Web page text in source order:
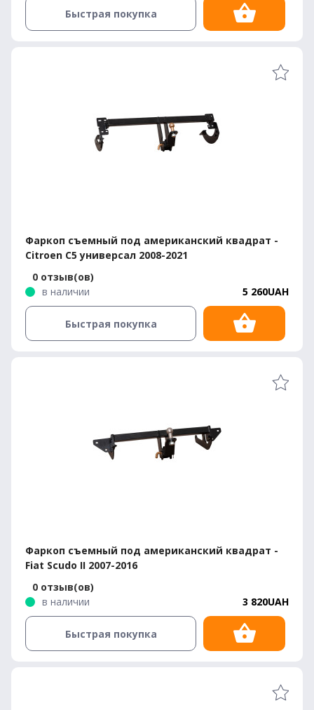
Быстрая покупка
Фаркоп съемный под американский квадрат -
Citroen C5 универсал 2008-2021
0 отзыв(ов)
в наличии
5 260UAH
Быстрая покупка
Фаркоп съемный под американский квадрат -
Fiat Scudo II 2007-2016
0 отзыв(ов)
в наличии
3 820UAH
Быстрая покупка